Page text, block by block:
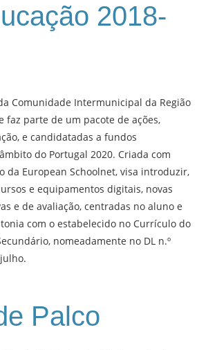
2018-
Comunidade Intermunicipal da Região
faz parte de um pacote de ações,
e candidatadas a fundos
do Portugal 2020. Criada com
da European Schoolnet, visa introduzir,
e equipamentos digitais, novas
e de avaliação, centradas no aluno e
com o estabelecido no Currículo do
nomeadamente no DL n.º
Palco